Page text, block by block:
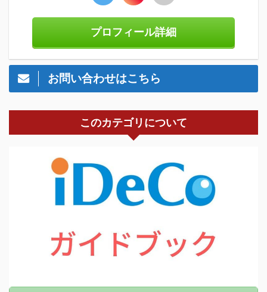
プロフィール詳細
お問い合わせはこちら
このカテゴリについて